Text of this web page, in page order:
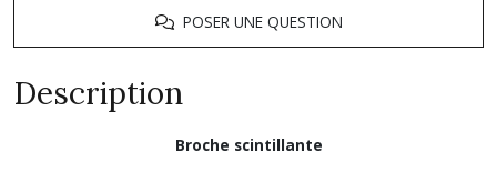
POSER UNE QUESTION
Description
Broche scintillante